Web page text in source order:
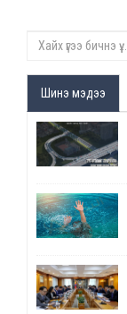
Шинэ мэдээ